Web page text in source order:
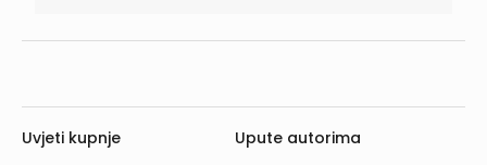
Uvjeti kupnje
Upute autorima